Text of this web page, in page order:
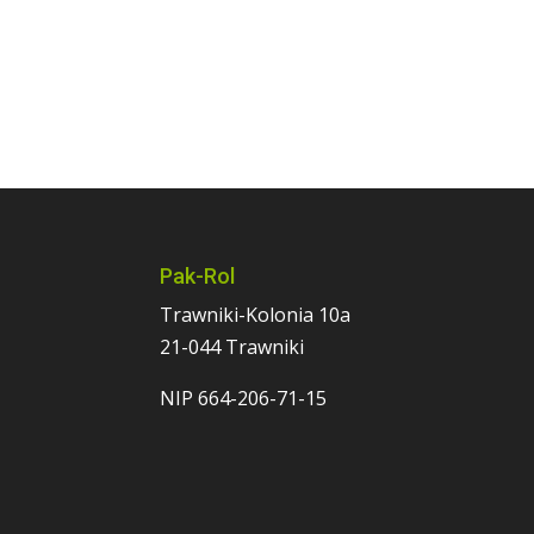
Pak-Rol
Trawniki-Kolonia 10a
21-044 Trawniki
NIP 664-206-71-15